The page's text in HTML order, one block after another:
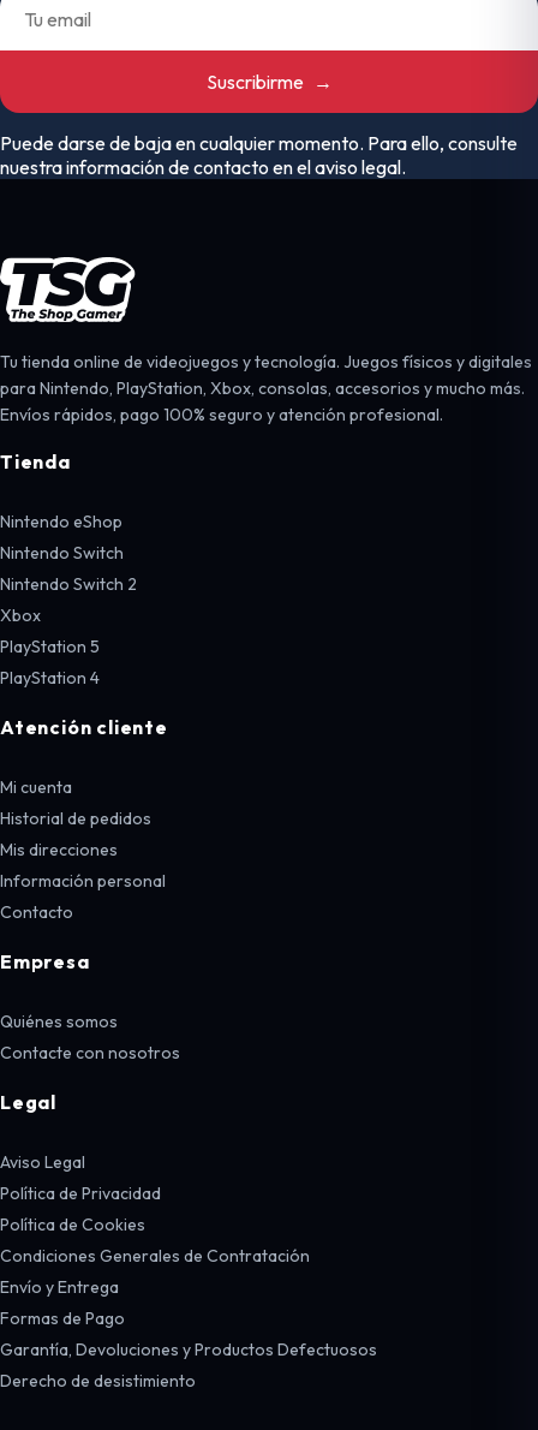
Suscribirme →
Puede darse de baja en cualquier momento. Para ello, consulte
nuestra información de contacto en el aviso legal.
Tu tienda online de videojuegos y tecnología. Juegos físicos y digitales
para Nintendo, PlayStation, Xbox, consolas, accesorios y mucho más.
Envíos rápidos, pago 100% seguro y atención profesional.
Tienda
Nintendo eShop
Nintendo Switch
Nintendo Switch 2
Xbox
PlayStation 5
PlayStation 4
Atención cliente
Mi cuenta
Historial de pedidos
Mis direcciones
Información personal
Contacto
Empresa
Quiénes somos
Contacte con nosotros
Legal
Aviso Legal
Política de Privacidad
Política de Cookies
Condiciones Generales de Contratación
Envío y Entrega
Formas de Pago
Garantía, Devoluciones y Productos Defectuosos
Derecho de desistimiento